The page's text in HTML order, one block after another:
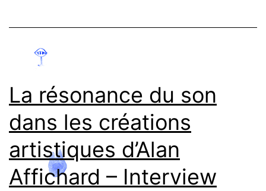
?
La résonance du son
dans les créations
artistiques d’Alan
Affichard – Interview